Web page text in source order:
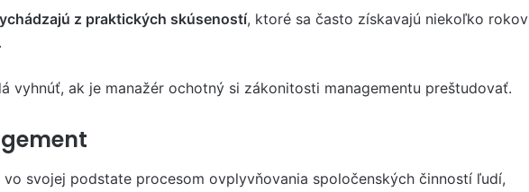
z praktických skúseností, ktoré sa často získavajú niekoľko rokov
vyhnúť, ak je manažér ochotný si zákonitosti managementu preštudovať.
vo svojej podstate procesom ovplyvňovania spoločenských činností ľudí,